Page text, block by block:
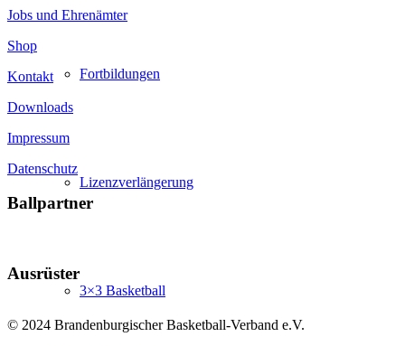
Fortbildungen
Lizenzverlängerung
3×3 Basketball
Jobs und Ehrenämter
Shop
Kontakt
Downloads
Impressum
Datenschutz
Ballpartner
Ausrüster
© 2024 Brandenburgischer Basketball-Verband e.V.